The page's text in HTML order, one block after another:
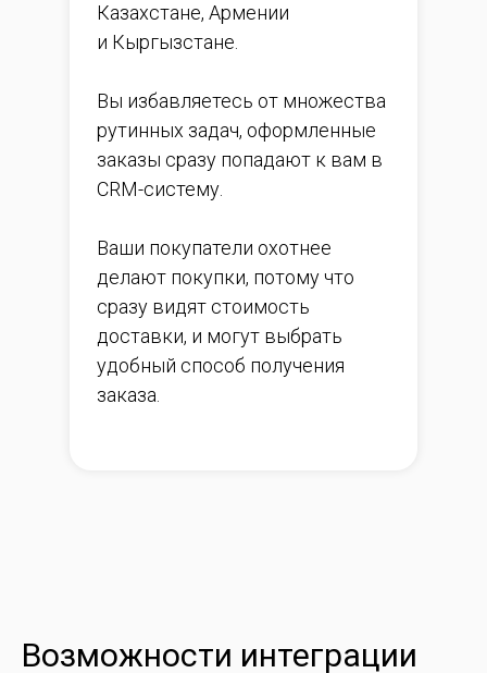
Казахстане, Армении
и Кыргызстане.
Вы избавляетесь от множества
рутинных задач, оформленные
заказы сразу попадают к вам в
CRM-систему.
Ваши покупатели охотнее
делают покупки, потому что
сразу видят стоимость
доставки, и могут выбрать
удобный способ получения
заказа.
Возможности интеграции